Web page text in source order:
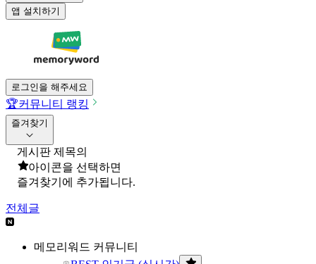
앱 설치하기
로그인을 해주세요
🏆커뮤니티 랭킹
즐겨찾기
게시판 제목의
아이콘을 선택하면
즐겨찾기에 추가됩니다.
전체글
메모리워드 커뮤니티